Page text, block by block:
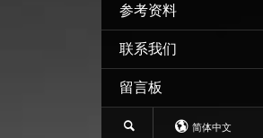
参考资料
联系我们
留言板
简体中文